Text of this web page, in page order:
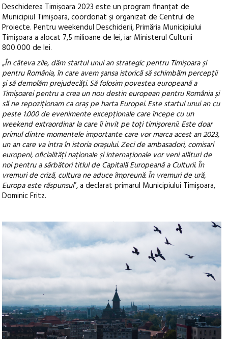
Deschiderea Timișoara 2023 este un program finanțat de
Municipiul Timișoara, coordonat și organizat de Centrul de
Proiecte. Pentru weekendul Deschiderii, Primăria Municipiului
Timișoara a alocat 7,5 milioane de lei, iar Ministerul Culturii
800.000 de lei.
„În câteva zile, dăm startul unui an strategic pentru Timișoara și
pentru România, în care avem șansa istorică să schimbăm percepții
și să demolăm prejudecăți. Să folosim povestea europeană a
Timișoarei pentru a crea un nou destin european pentru România și
să ne repoziționam ca oraș pe harta Europei. Este startul unui an cu
peste 1.000 de evenimente excepționale care începe cu un
weekend extraordinar la care îi invit pe toți timișorenii. Este doar
primul dintre momentele importante care vor marca acest an 2023,
un an care va intra în istoria orașului. Zeci de ambasadori, comisari
europeni, oficialități naționale și internaționale vor veni alături de
noi pentru a sărbători titlul de Capitală Europeană a Culturii. În
vremuri de criză, cultura ne aduce împreună. În vremuri de ură,
Europa este răspunsul”, a declarat primarul Municipiului Timișoara,
Dominic Fritz.